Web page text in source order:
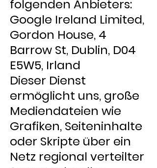
folgenden Anbieters:
Google Ireland Limited,
Gordon House, 4
Barrow St, Dublin, D04
E5W5, Irland
Dieser Dienst
ermöglicht uns, große
Mediendateien wie
Grafiken, Seiteninhalte
oder Skripte über ein
Netz regional verteilter